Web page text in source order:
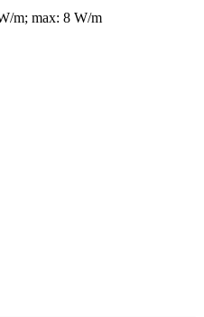
m; max: 8 W/m